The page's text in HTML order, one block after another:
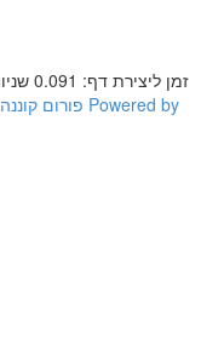
זמן ליצירת דף: 0.091 שניות
Powered by פורום קוננה